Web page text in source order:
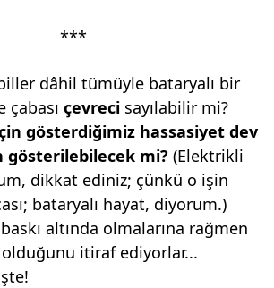
***
dâhil tümüyle bataryalı bir
çabası çevreci sayılabilir mi?
gösterdiğimiz hassasiyet dev
gösterilebilecek mi? (Elektrikli
dikkat ediniz; çünkü o işin
bataryalı hayat, diyorum.)
altında olmalarına rağmen
itiraf ediyorlar...